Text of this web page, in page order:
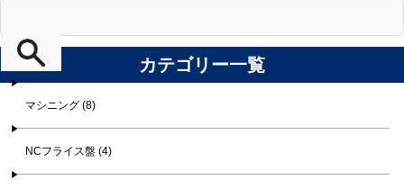
カテゴリー一覧
マシニング (8)
NCフライス盤 (4)